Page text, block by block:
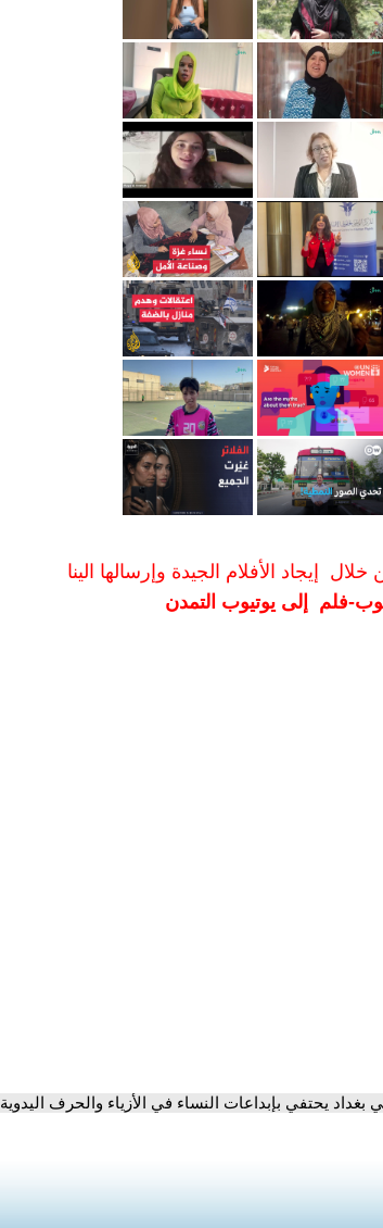
إيجاد الأفلام الجيدة وإرسالها الينا
فلم إلى يوتيوب التمدن
بغداد يحتفي بإبداعات النساء في الأزياء والحرف اليدوية